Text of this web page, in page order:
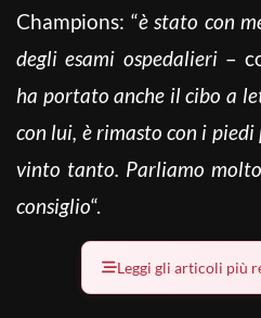
Champions: “è stato con
degli esami ospedalieri–
ha portato anche il cibo a
con lui, è rimasto con i piedi
vinto tanto. Parliamo
consiglio“.
Leggi gli articoli più